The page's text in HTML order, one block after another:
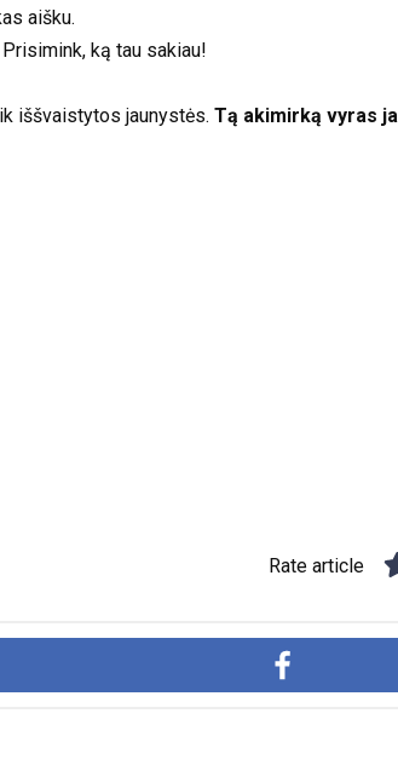
aišku.
ką tau sakiau!
iššvaistytos jaunystės. Tą akimirką vyras
Rate article